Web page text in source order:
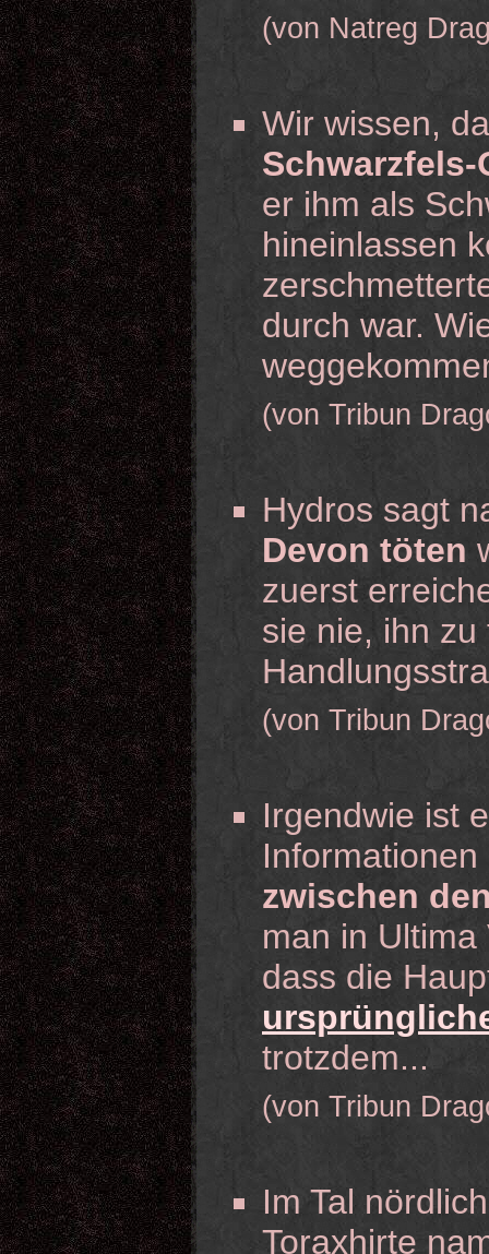
(von Natreg
Wir wissen,
er ihm als
hineinlassen
durch war.
(von Tribun
Hydros sagt
Devon töten
zuerst
sie nie, ihn
(von Tribun
Irgendwie ist
zwischen
man in
dass die
trotzdem...
(von Tribun
Im Tal
Toraxhirte